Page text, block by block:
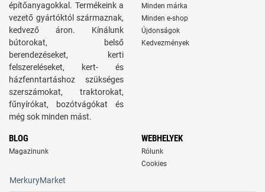
építőanyagokkal. Termékeink a
vezető gyártóktól származnak,
kedvező áron. Kínálunk
bútorokat, belső
berendezéseket, kerti
felszereléseket, kert- és
házfenntartáshoz szükséges
szerszámokat, traktorokat,
fűnyírókat, bozótvágókat és
még sok minden mást.
Minden márka
Minden e-shop
Újdonságok
Kedvezmények
BLOG
Magazinunk
WEBHELYEK
Rólunk
Cookies
MerkuryMarket